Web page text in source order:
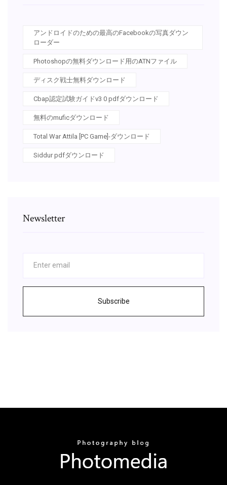
アンドロイドのための最高のFacebookの写真ダウン
ローダー
Photoshopの無料ダウンロード用のATNファイル
ディスク戦士無料ダウンロード
Cbap認定試験ガイドv3 0 pdfダウンロード
無料のmuficダウンロード
Total War Attila [PC Game]-ダウンロード
Siddur pdfダウンロード
Newsletter
Subscribe